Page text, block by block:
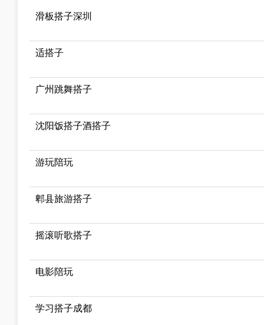
长沙，作为湖南省的省会城市，不仅有着悠久的历史文化底蕴
逛街不仅是一种购物行为，更是一种生活方式，一种展示个性与
滑板搭子深圳
适搭子
广州跳舞搭子
沈阳饭搭子酒搭子
游玩陪玩
郫县旅游搭子
摇滚听歌搭子
电影陪玩
学习搭子成都